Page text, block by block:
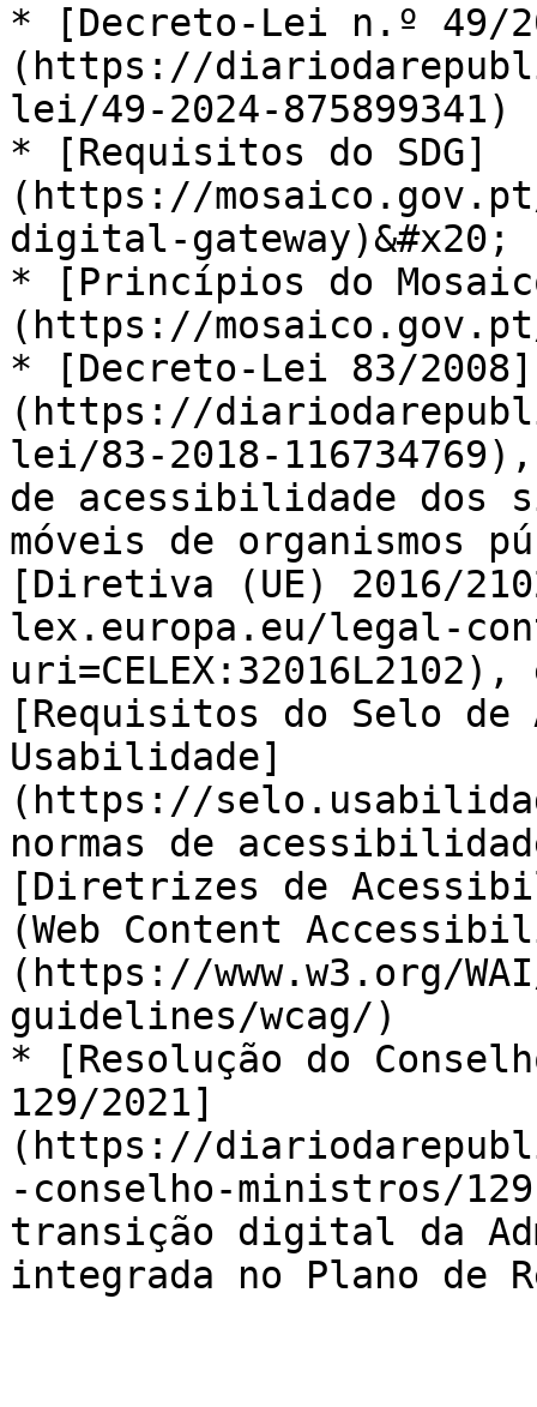
* [Decreto-Lei n.º 49/
(https://
lei/49-2024-875899341)
* [Requisitos do SDG]
(https://
digital-gateway)&#x20;
* [Princípios do
(https://
* [Decreto-Lei 83/2008]
(https://
lei/83-2018-
de acessibilidade dos
móveis de organismos
[Diretiva (UE) 2016/
lex.europa.eu/legal-
[Requisitos do Selo
Usabilidade]
(https://
normas de
[Diretrizes de
(Web Content
(https://www.w3.org/
guidelines/wcag/)
* [Resolução do
129/2021]
(https://
-conselho-ministros/
transição digital da